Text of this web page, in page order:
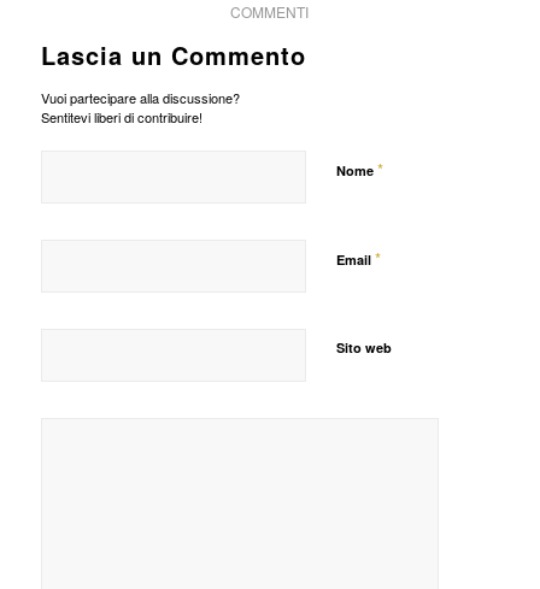
COMMENTI
Lascia un Commento
Vuoi partecipare alla discussione?
Sentitevi liberi di contribuire!
Nome *
Email *
Sito web